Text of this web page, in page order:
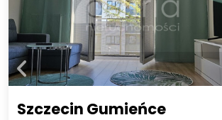
Szczecin Gumieńce